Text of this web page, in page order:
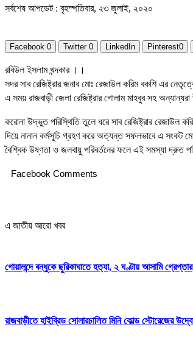
সর্বশেষ আপডেট : বৃহস্পতিবার, ২৩ জুলাই, ২০২০
Facebook 0 Twitter 0 LinkedIn Pinterest0
রবিউল ইসলাম খন্দকার ।।
সদর সাব রেজিষ্ট্রার জনাব মোঃ রেজাউল করিম বকশি এর
এ সময় রাজবাড়ী জেলা রেজিষ্ট্রার গোলাম মাহবুব সহ
করোনা উদ্ভুত পরিস্থিতি তুলে ধরে সাব রেজিষ্ট্রার রেজাউল
দিয়ে নানান কর্মসূচি গ্রহণ করে অত্যন্ত সফলভাবে এ সংকট
বৈশ্বিক উষ্ণতা ও জলবায়ু পরিবর্তনের ফলে এই সমস্যা দ্রুত
Facebook Comments
এ জাতীয় আরো খবর
গোয়ালন্দে বন্ধুকে ছুরিকাঘাতে হত্যা, ২ ঘণ্টায় আসামি গ্রেপ্তার
রাজবাড়ীতে হাইব্রিড সোলারচালিত মিনি কোল্ড স্টোরেজের